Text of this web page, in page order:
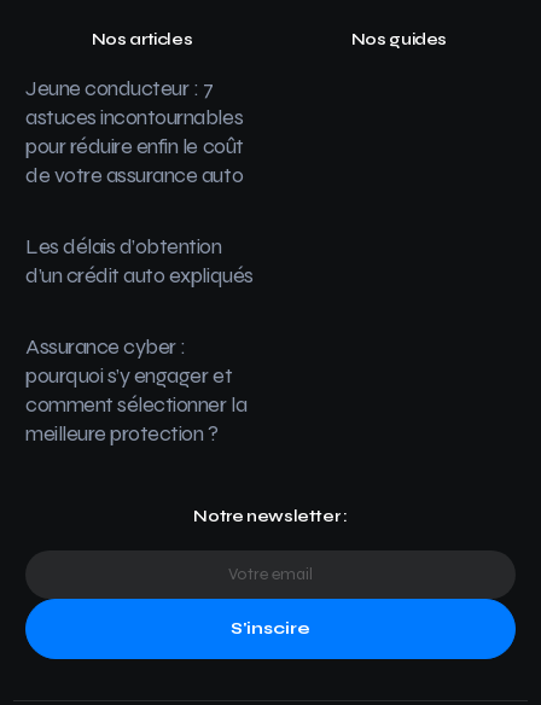
Nos articles
Jeune conducteur : 7
astuces incontournables
pour réduire enfin le coût
de votre assurance auto
Les délais d’obtention
d’un crédit auto expliqués
Assurance cyber :
pourquoi s’y engager et
comment sélectionner la
meilleure protection ?
Nos guides
Notre newsletter :
S'inscire